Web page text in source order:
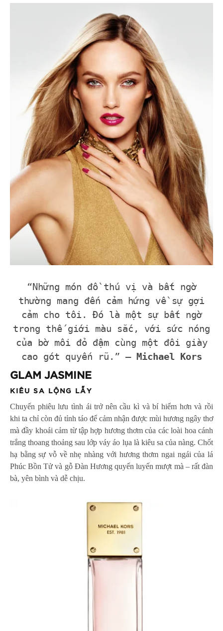
“Những món đồ thú vị và bất ngờ
thường mang đến cảm hứng về sự gợi
cảm cho tôi. Đó là một sự bất ngờ
trong thế giới màu sắc, với sức nóng
của bờ môi đỏ đậm cùng một đôi giày
cao gót quyến rũ.” –
Michael Kors
GLAM JASMINE
KIÊU SA LỘNG LẪY
Chuyến phiêu lưu tình ái trở nên cầu kì và bí hiểm hơn và rồi
khi ta chỉ còn đủ tỉnh táo để cảm nhận được mùi hương ngây thơ
mà đầy khoái cảm từ tập hợp hương thơm của các loài hoa cánh
trắng thoang thoảng sau lớp váy áo lụa là kiêu sa của nàng. Chốt
hạ bằng sự vỗ về nhẹ nhàng với hương thơm ngai ngái của lá
Phúc Bồn Tử và gỗ Đàn Hương quyến luyến mượt mà – rất đàn
bà, yên bình và dễ chịu.